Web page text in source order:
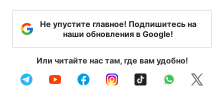
Не упустите главное! Подпишитесь на
наши обновления в Google!
Или читайте нас там, где вам удобно!